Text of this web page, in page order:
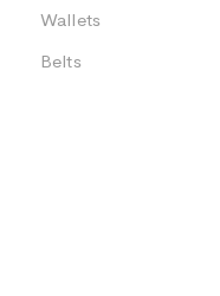
Wallets
Belts